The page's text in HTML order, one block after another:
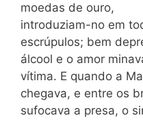
moedas de ouro,
introduziam-no em
escrúpulos; bem
álcool e o amor
vítima. E quando a
chegava, e entre os
sufocava a presa, o